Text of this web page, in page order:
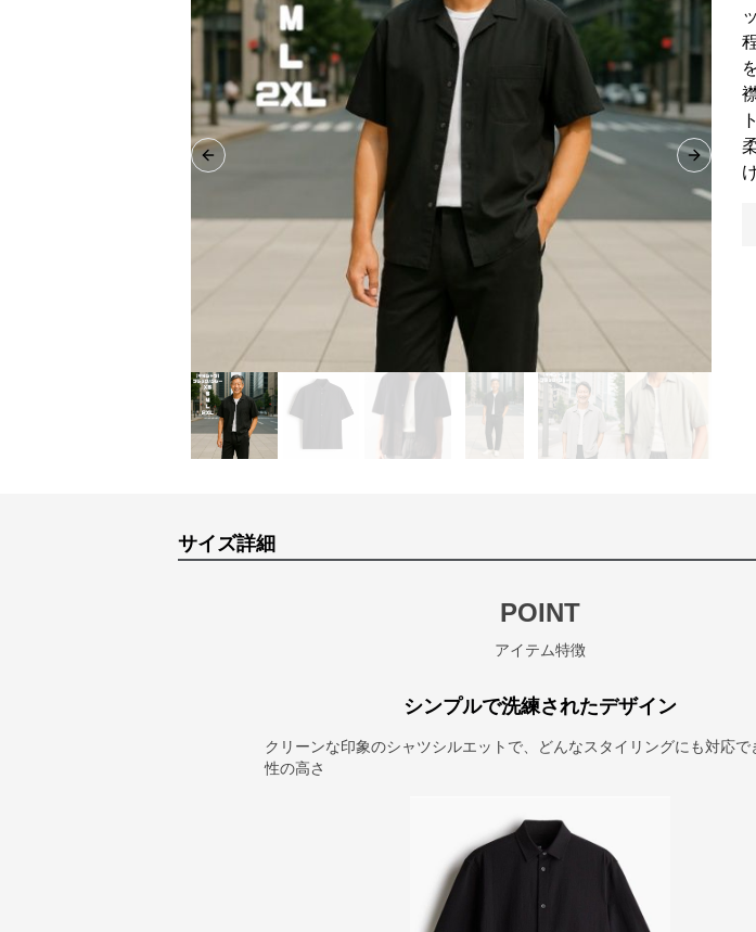
Previous slide Next
サイズ詳細
POINT
アイテム特徴
シンプルで洗練されたデザイン
クリーンな印象のシャツシルエットで、どんなスタイリングにも対応で
性の高さ